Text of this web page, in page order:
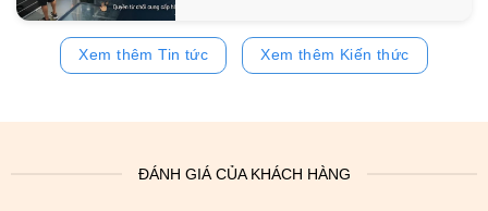
khách hàng, website
https://www.watchstore.vn công bố
các điều kiện và giới hạn áp dụng đối
Xem thêm Tin tức Xem thêm Kiến thức
ĐÁNH GIÁ CỦA KHÁCH HÀNG